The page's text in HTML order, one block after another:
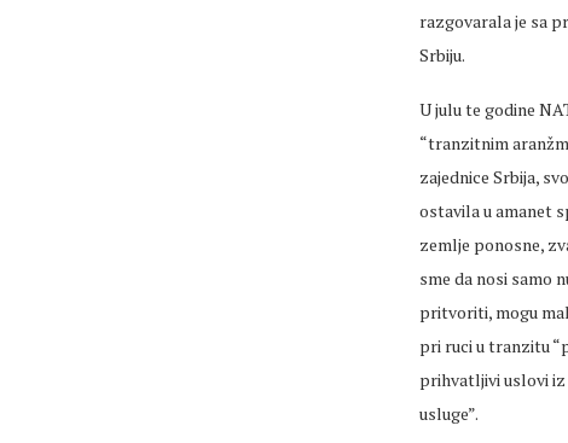
razgovarala je sa
Srbiju.
U julu te godine
“tranzitnim
zajednice Srbija,
ostavila u amanet
zemlje ponosne,
sme da nosi samo
pritvoriti, mogu
pri ruci u tranzitu
prihvatljivi uslovi iz
usluge”.